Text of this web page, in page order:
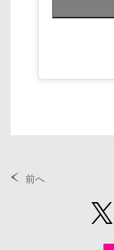
前へ